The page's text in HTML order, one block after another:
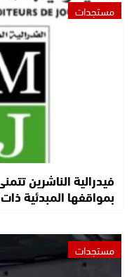
مستجدات
فيدرالية الناشرين
بمواقفها المبدئية
مستجدات